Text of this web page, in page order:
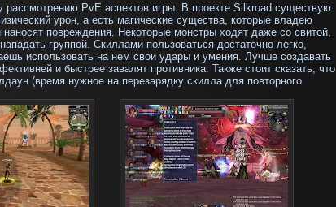
PvE аспектов игры. В проекте Silkroad существую
урон, а есть магические существа, которые владею
повреждения. Некоторые монстры ходят даже со свитой,
группой. Скиллами пользоваться достаточно легко,
использовать на нем свои удары и умения. Лучше создавать
и быстрее завалят противника. Также стоит сказать, что
(время нужное на перезарядку скилла для повторного